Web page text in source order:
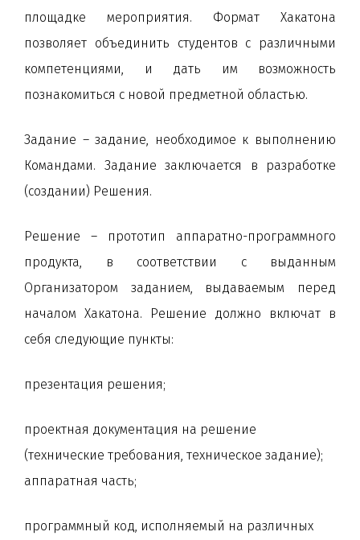
площадке мероприятия. Формат Хакатона
позволяет объединить студентов с различными
компетенциями, и дать им возможность
познакомиться с новой предметной областью.
Задание – задание, необходимое к выполнению
Командами. Задание заключается в разработке
(создании) Решения.
Решение – прототип аппаратно-программного
продукта, в соответствии с выданным
Организатором заданием, выдаваемым перед
началом Хакатона. Решение должно включат в
себя следующие пункты:
презентация решения;
проектная документация на решение
(технические требования, техническое задание);
аппаратная часть;
программный код, исполняемый на различных